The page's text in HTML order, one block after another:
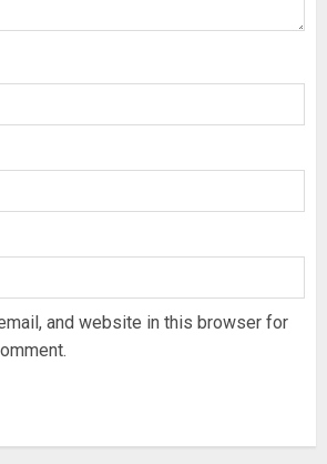
and website in this browser for